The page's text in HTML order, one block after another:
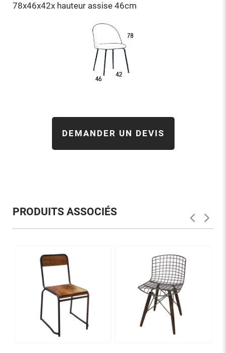
78x46x42x hauteur assise 46cm
DEMANDER UN DEVIS
PRODUITS ASSOCIÉS